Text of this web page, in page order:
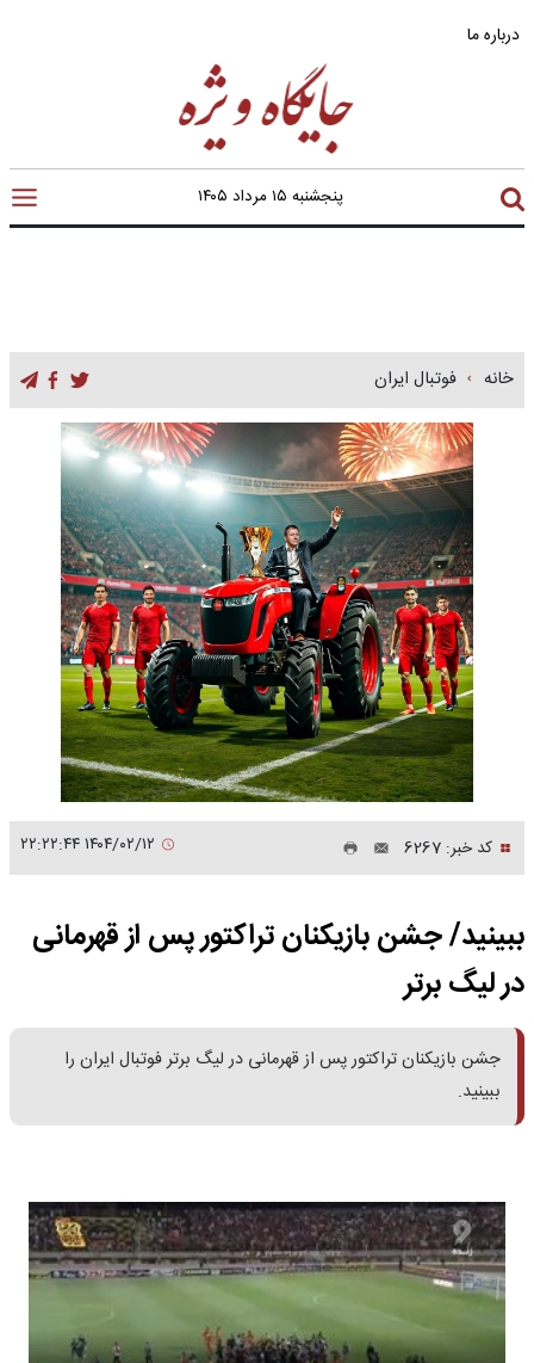
درباره ما
پنجشنبه ۱۵ مرداد ۱۴۰۵
خانه فوتبال ایران
کد خبر: 6267
ببینید/ جشن بازیکنان تراکتور پس از قهرمانی
در لیگ برتر
جشن بازیکنان تراکتور پس از قهرمانی در لیگ برتر فوتبال ایران را
ببینید.